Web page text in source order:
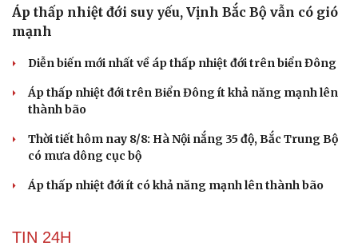
Áp thấp nhiệt đới suy yếu, Vịnh Bắc Bộ vẫn có gió
mạnh
Diễn biến mới nhất về áp thấp nhiệt đới trên biển Đông
Áp thấp nhiệt đới trên Biển Đông ít khả năng mạnh lên
thành bão
Thời tiết hôm nay 8/8: Hà Nội nắng 35 độ, Bắc Trung Bộ
có mưa dông cục bộ
Áp thấp nhiệt đới ít có khả năng mạnh lên thành bão
TIN 24H